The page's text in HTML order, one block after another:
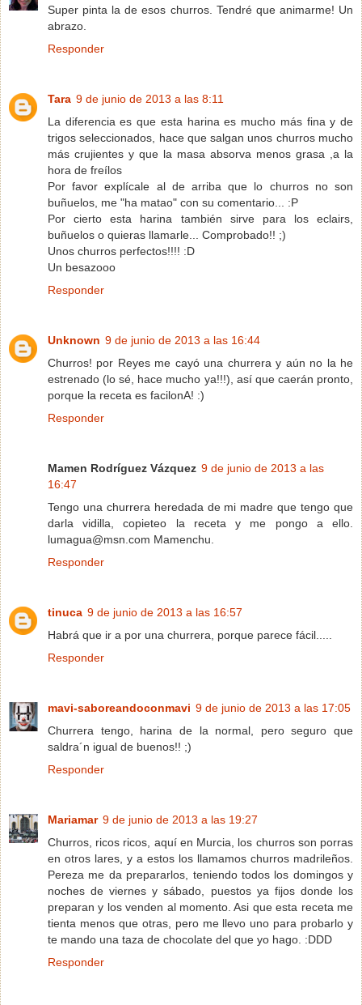
Super pinta la de esos churros. Tendré que animarme! Un
abrazo.
Responder
Tara 9 de junio de 2013 a las 8:11
La diferencia es que esta harina es mucho más fina y de
trigos seleccionados, hace que salgan unos churros mucho
más crujientes y que la masa absorva menos grasa ,a la
hora de freílos
Por favor explícale al de arriba que lo churros no son
buñuelos, me "ha matao" con su comentario... :P
Por cierto esta harina también sirve para los eclairs,
buñuelos o quieras llamarle... Comprobado!! ;)
Unos churros perfectos!!!! :D
Un besazooo
Responder
Unknown 9 de junio de 2013 a las 16:44
Churros! por Reyes me cayó una churrera y aún no la he
estrenado (lo sé, hace mucho ya!!!), así que caerán pronto,
porque la receta es facilonA! :)
Responder
Mamen Rodríguez Vázquez 9 de junio de 2013 a las
16:47
Tengo una churrera heredada de mi madre que tengo que
darla vidilla, copieteo la receta y me pongo a ello.
lumagua@msn.com Mamenchu.
Responder
tinuca 9 de junio de 2013 a las 16:57
Habrá que ir a por una churrera, porque parece fácil.....
Responder
mavi-saboreandoconmavi 9 de junio de 2013 a las 17:05
Churrera tengo, harina de la normal, pero seguro que
saldra´n igual de buenos!! ;)
Responder
Mariamar 9 de junio de 2013 a las 19:27
Churros, ricos ricos, aquí en Murcia, los churros son porras
en otros lares, y a estos los llamamos churros madrileños.
Pereza me da prepararlos, teniendo todos los domingos y
noches de viernes y sábado, puestos ya fijos donde los
preparan y los venden al momento. Asi que esta receta me
tienta menos que otras, pero me llevo uno para probarlo y
te mando una taza de chocolate del que yo hago. :DDD
Responder